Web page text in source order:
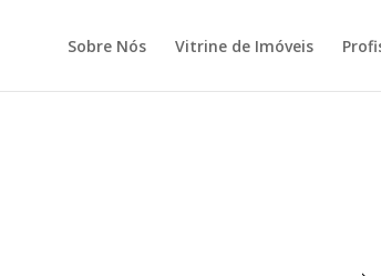
Sobre Nós Vitrine de Imóveis